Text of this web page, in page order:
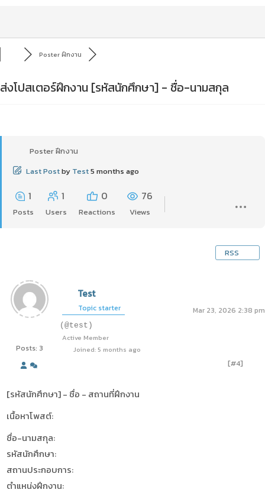
Poster ฝึกงาน
ส่งโปสเตอร์ฝึกงาน [รหัสนักศึกษา] - ชื่อ-นามสกุล
Poster ฝึกงาน
Last Postby Test5 months ago
1
Posts
1
Users
0
Reactions
76
Views
RSS
Posts: 3
Test
Topic starter Mar 23, 2026 2:38 pm
(@test)
Active Member
Joined: 5 months ago
[#4]
[รหัสนักศึกษา] - ชื่อ - สถานที่ฝึกงาน
เนื้อหาโพสต์:
ชื่อ-นามสกุล:
รหัสนักศึกษา:
สถานประกอบการ:
ตำแหน่งฝึกงาน: